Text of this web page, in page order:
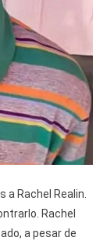
a Rachel Realin.
Rachel
a pesar de